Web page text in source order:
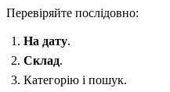
Перевіряйте послідовно:
На дату.
Склад.
Категорію і пошук.